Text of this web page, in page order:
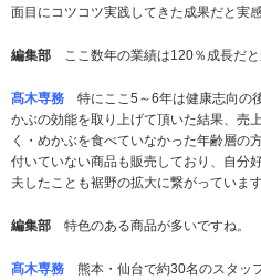
面目にコツコツ実践してきた成果だと実
編集部 ここ数年の業績は120％成長だと
髙木専務 特にここ5～6年は健康志向の
かぶの効能を取り上げて頂いた結果、売
く・めかぶを食べていなかった年齢層の
付いていない商品も販売しており、自分
夫したことも裾野の拡大に繋がっています
編集部 特色のある商品が多いですね。
髙木専務 熊本・仙台で約30名のスタッ